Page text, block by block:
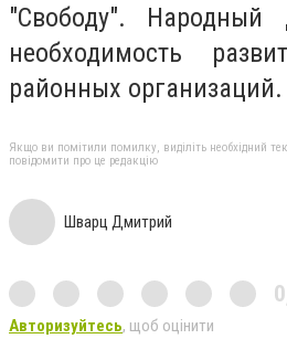
"Свободу". Народный
необходимость
районных организаций.
Якщо ви помітили помилку, виділіть необхідний
повідомити про це редакцію
Шварц Дмитрий
Авторизуйтесь, щоб оцінити